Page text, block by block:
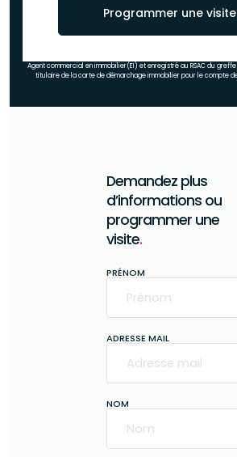
Programmer une visite
Agent commercial en immobilier(EI) et enregistré au RSAC du greffe
titulaire de la carte de démarchage immobilier pour le compte
Demandez plus
d’informations ou
programmer une
visite.
PRÉNOM
ADRESSE MAIL
NOM